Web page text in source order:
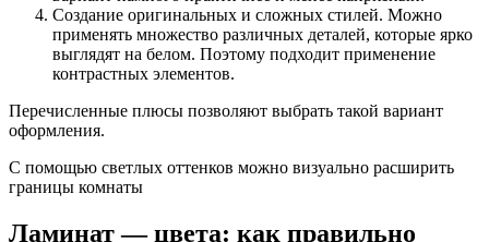
Создание оригинальных и сложных стилей. Можно
применять множество различных деталей, которые ярко
выглядят на белом. Поэтому подходит применение
контрастных элементов.
Перечисленные плюсы позволяют выбрать такой вариант
оформления.
С помощью светлых оттенков можно визуально расширить
границы комнаты
Ламинат — цвета: как правильно